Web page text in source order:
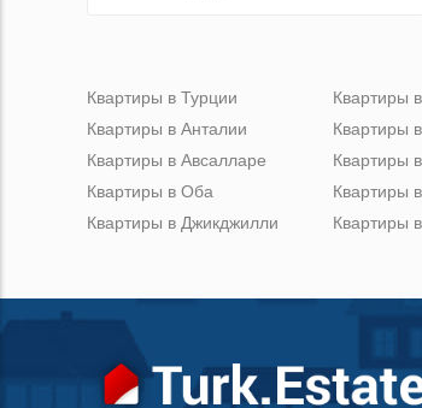
Квартиры в Турции
Квартиры в Анталии
Квартиры в Авсалларе
Квартиры в Оба
Квартиры в Джикджилли
Квартиры
Квартиры
Квартиры
Квартиры
Квартиры